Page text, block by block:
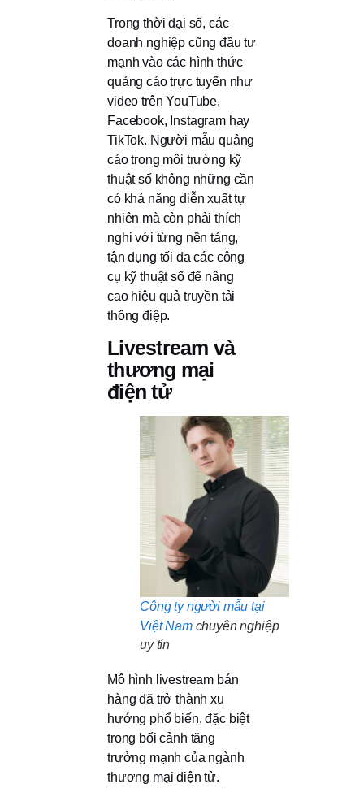
Trong thời đại số, các
doanh nghiệp cũng đầu tư
mạnh vào các hình thức
quảng cáo trực tuyến như
video trên YouTube,
Facebook, Instagram hay
TikTok. Người mẫu quảng
cáo trong môi trường kỹ
thuật số không những cần
có khả năng diễn xuất tự
nhiên mà còn phải thích
nghi với từng nền tảng,
tận dụng tối đa các công
cụ kỹ thuật số để nâng
cao hiệu quả truyền tải
thông điệp.
Livestream và
thương mại
điện tử
Công ty người mẫu tại
Việt Namchuyên nghiệp
uy tín
Mô hình livestream bán
hàng đã trở thành xu
hướng phổ biến, đặc biệt
trong bối cảnh tăng
trưởng mạnh của ngành
thương mại điện tử.